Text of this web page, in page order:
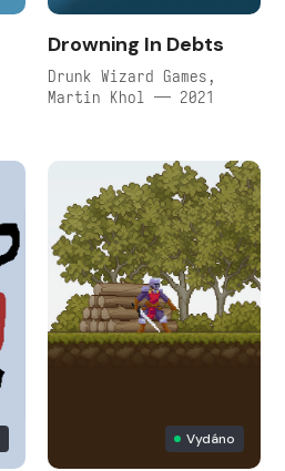
Drowning In Debts
Drunk Wizard Games,
Martin Khol — 2021
Vydáno